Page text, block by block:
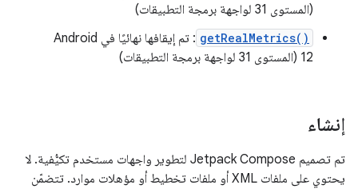
(المستوى 31 لواجهة برمجة التطبيقات)
getRealMetrics()
: تم إيقافها نهائيًا في Android
12 (المستوى 31 لواجهة برمجة التطبيقات)
إنشاء
تم تصميم Jetpack Compose لتطوير واجهات مستخدم تكيُّفية. لا
يحتوي على ملفات XML أو ملفات تخطيط أو مؤهلات موارد. تتضمّن